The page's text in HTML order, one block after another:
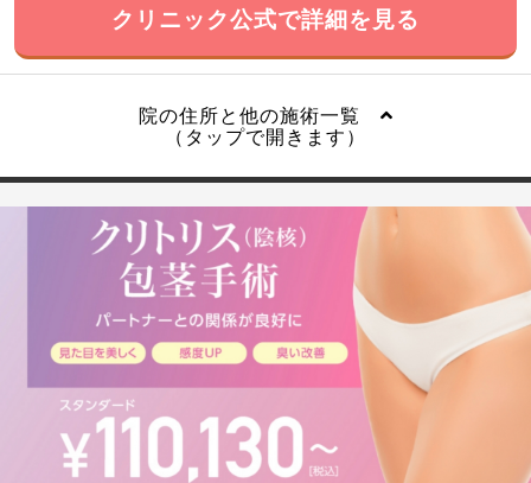
クリニック公式で詳細を見る
院の住所と他の施術一覧
（タップで開きます）